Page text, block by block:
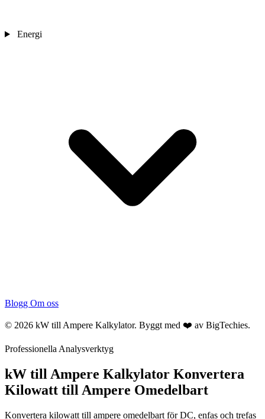
Energi
Blogg Om oss
© 2026 kW till Ampere Kalkylator. Byggt med ❤️ av BigTechies.
Professionella Analysverktyg
kW till Ampere Kalkylator Konvertera
Kilowatt till Ampere Omedelbart
Konvertera kilowatt till ampere omedelbart för DC, enfas och trefas